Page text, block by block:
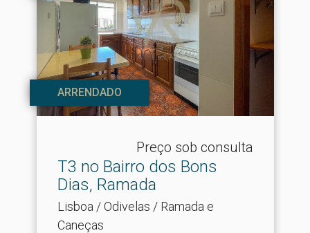
ARRENDADO
Preço sob consulta
T3 no Bairro dos Bons
Dias, Ramada
Lisboa / Odivelas / Ramada e
Caneças